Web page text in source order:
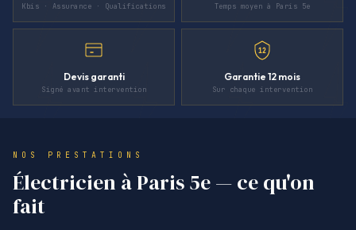
Kbis · Assurance · Qualifications Temps moyen à Paris 5e
Devis garanti
Signé avant intervention
12
Garantie 12 mois
Sur chaque intervention
NOS PRESTATIONS
Électricien à Paris 5e — ce qu'on
fait